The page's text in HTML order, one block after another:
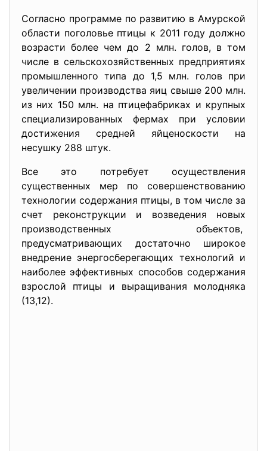
Согласно программе по развитию в Амурской
области поголовье птицы к 2011 году должно
возрасти более чем до 2 млн. голов, в том
числе в сельскохозяйственных предприятиях
промышленного типа до 1,5 млн. голов при
увеличении производства яиц свыше 200 млн.
из них 150 млн. на птицефабриках и крупных
специализированных фермах при условии
достижения средней яйценоскости на
несушку 288 штук.
Все это потребует осуществления
существенных мер по совершенствованию
технологии содержания птицы, в том числе за
счет реконструкции и возведения новых
производственных объектов,
предусматривающих достаточно широкое
внедрение энергосберегающих технологий и
наиболее эффективных способов содержания
взрослой птицы и выращивания молодняка
(13,12).